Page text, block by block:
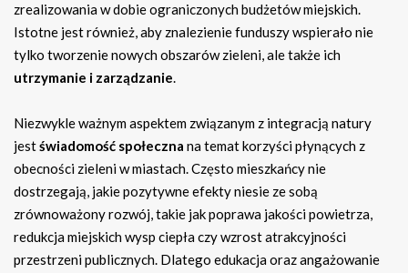
zrealizowania w dobie ograniczonych budżetów miejskich.
Istotne jest również, aby znalezienie funduszy wspierało nie
tylko tworzenie nowych obszarów zieleni, ale także ich
utrzymanie i zarządzanie.
Niezwykle ważnym aspektem związanym z integracją natury
jestświadomość społeczna na temat korzyści płynących z
obecności zieleni w miastach. Często mieszkańcy nie
dostrzegają, jakie pozytywne efekty niesie ze sobą
zrównoważony rozwój, takie jak poprawa jakości powietrza,
redukcja miejskich wysp ciepła czy wzrost atrakcyjności
przestrzeni publicznych. Dlatego edukacja oraz angażowanie